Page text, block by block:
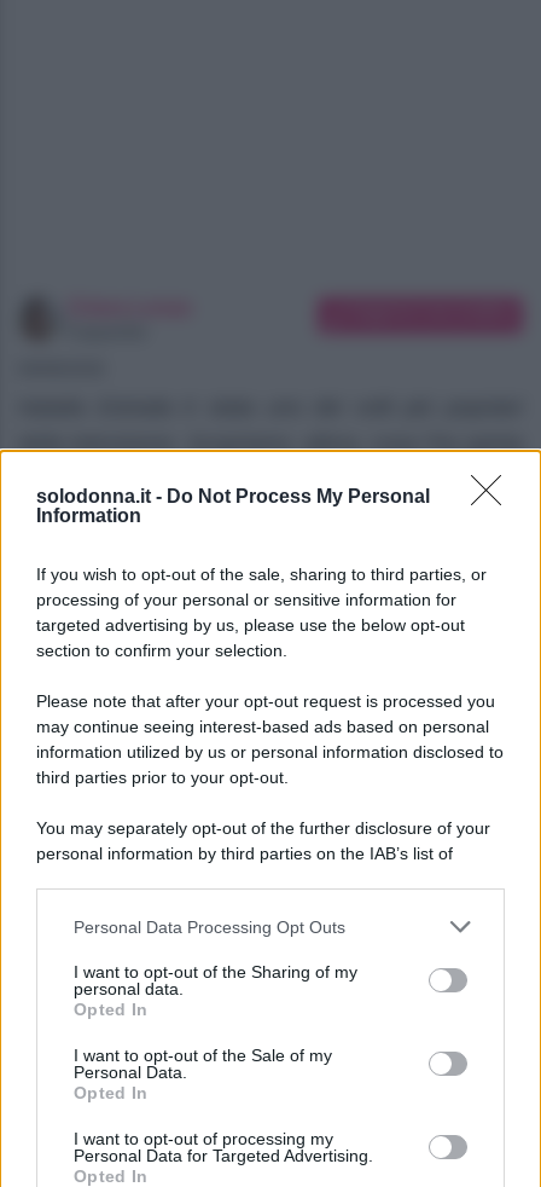
solodonna.it - Do Not Process My Personal
Information
If you wish to opt-out of the sale, sharing to third parties, or
processing of your personal or sensitive information for
targeted advertising by us, please use the below opt-out
section to confirm your selection.
Please note that after your opt-out request is processed you
may continue seeing interest-based ads based on personal
information utilized by us or personal information disclosed to
third parties prior to your opt-out.
You may separately opt-out of the further disclosure of your
personal information by third parties on the IAB’s list of
This information may also be disclosed by us to third parties
disclose it to other third parties.
Please note that this website/app uses one or more Google
services and may gather and store information including but
not limited to your visit or usage behaviour. You may click to
grant or deny consent to Google and its third-party tags to
consent section.
Personal Data Processing Opt Outs
I want to opt-out of the Sharing of my
personal data.
Opted In
I want to opt-out of the Sale of my
Personal Data.
Opted In
I want to opt-out of processing my
Personal Data for Targeted Advertising.
Opted In
della televisione. Scopriamo, allora, cosa l’ha spinta
Natalia Estrada: il successo anni
Natalia Estrada
dellatelevisione italianadegli anni Novanta,
famosa per aver vissuto un
percorso artistico